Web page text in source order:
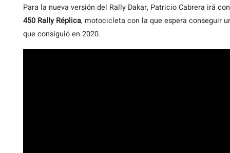
Para la nueva versión del Rally Dakar, Patricio Cabrera irá
450 Rally Réplica, motocicleta con la que espera conseguir
que consiguió en 2020.